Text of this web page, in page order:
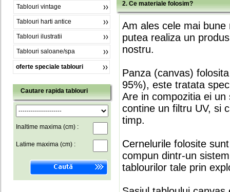
Tablouri vintage
Tablouri harti antice
Tablouri ilustratii
Tablouri saloane/spa
oferte speciale tablouri
Cautare rapida tablouri
Inaltime maxima (cm) :
Latime maxima (cm) :
2. Ce materiale folosim?
Am ales cele mai
putea realiza un
nostru.
Panza (canvas)
95%), este tratata
Are in compozitia ei
contine un filtru UV, si
timp.
Cernelurile folosite
compun dintr-un
tablourilor tale prin